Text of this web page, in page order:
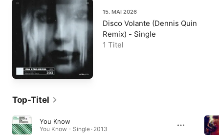
15. MAI 2026
Disco Volante (Dennis Quin
Remix) - Single
1 Titel
Top-Titel
You Know
You Know - Single · 2013